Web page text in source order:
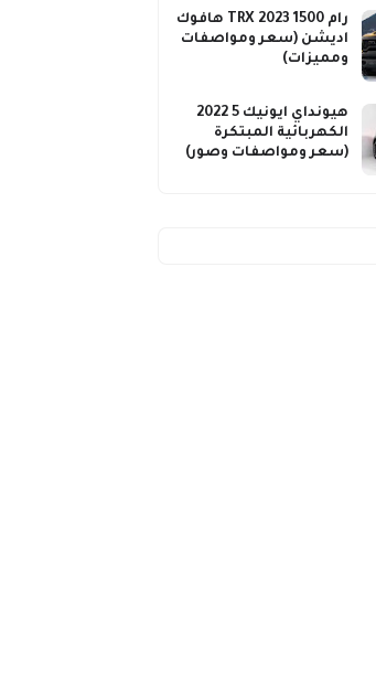
رام 1500 TRX 2023 هافوك
اديشن (سعر ومواصفات
ومميزات)
هيونداي ايونيك 5 2022
الكهربائية المبتكرة
(سعر ومواصفات وصور)